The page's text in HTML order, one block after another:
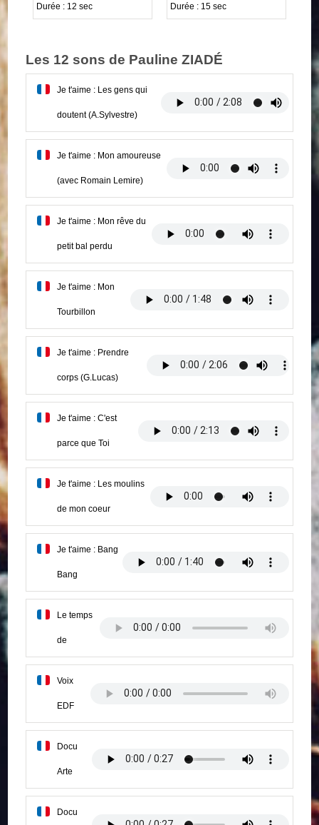
Durée : 12 sec Durée : 15 sec
Les 12 sons de Pauline ZIADÉ
Je t'aime : Les gens qui
doutent (A.Sylvestre)
Je t'aime : Mon amoureuse
(avec Romain Lemire)
Je t'aime : Mon rêve du
petit bal perdu
Je t'aime : Mon
Tourbillon
Je t'aime : Prendre
corps (G.Lucas)
Je t'aime : C'est
parce que Toi
Je t'aime : Les moulins
de mon coeur
Je t'aime : Bang
Bang
Le temps
de
Voix
EDF
Docu
Arte
Docu